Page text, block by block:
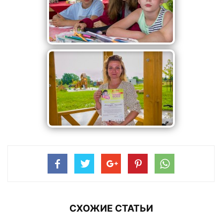
СХОЖИЕ СТАТЬИ